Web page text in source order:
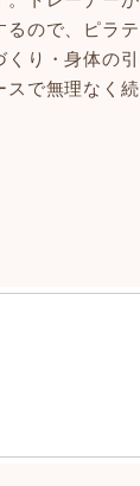
るので、ピラ
り・身体の
スで無理なく